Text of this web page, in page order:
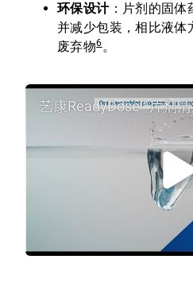
环保设计：片剂的固体
并减少包装，相比液体
废弃物6。
艺康ReadyDose™片剂